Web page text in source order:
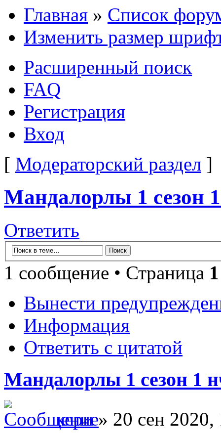
Главная » Список
Изменить размер
Расширенный поиск
FAQ
Регистрация
Вход
[ Модераторский раздел ]
Мандалорлы 1 сезон
Ответить
1 сообщение • Страница 1
Вынести
Информация
Ответить с цитатой
Мандалорлы 1 сезон 1
кери» 20 сен 2020,